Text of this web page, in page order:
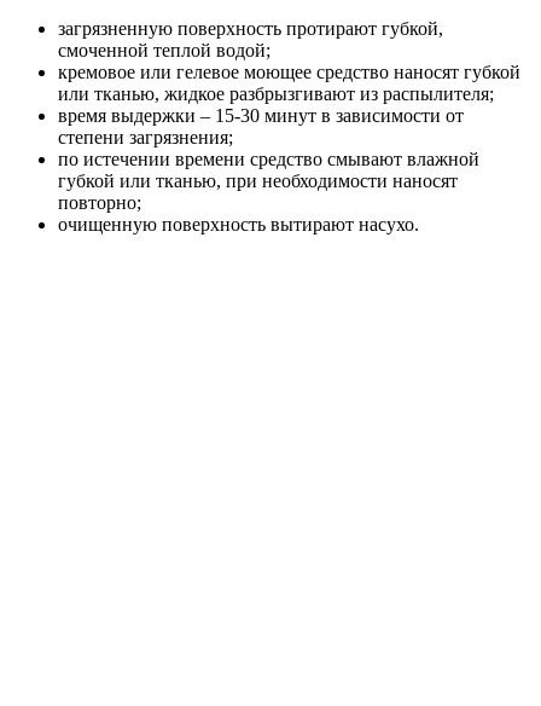
загрязненную поверхность протирают губкой,
смоченной теплой водой;
кремовое или гелевое моющее средство наносят губкой
или тканью, жидкое разбрызгивают из распылителя;
время выдержки – 15-30 минут в зависимости от
степени загрязнения;
по истечении времени средство смывают влажной
губкой или тканью, при необходимости наносят
повторно;
очищенную поверхность вытирают насухо.